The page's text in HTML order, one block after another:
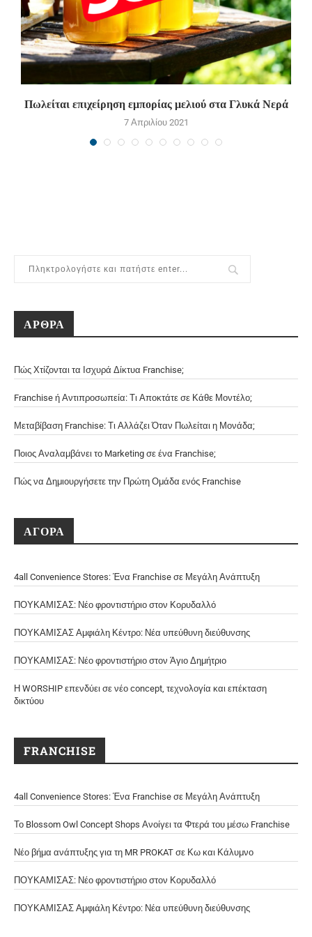
Πωλείται επιχείρηση εμπορίας μελιού στα Γλυκά Νερά
7 Απριλίου 2021
ΑΡΘΡΑ
Πώς Χτίζονται τα Ισχυρά Δίκτυα Franchise;
Franchise ή Αντιπροσωπεία: Τι Αποκτάτε σε Κάθε Μοντέλο;
Μεταβίβαση Franchise: Τι Αλλάζει Όταν Πωλείται η Μονάδα;
Ποιος Αναλαμβάνει το Marketing σε ένα Franchise;
Πώς να Δημιουργήσετε την Πρώτη Ομάδα ενός Franchise
ΑΓΟΡΑ
4all Convenience Stores: Ένα Franchise σε Μεγάλη Ανάπτυξη
ΠΟΥΚΑΜΙΣΑΣ: Νέο φροντιστήριο στον Κορυδαλλό
ΠΟΥΚΑΜΙΣΑΣ Αμφιάλη Κέντρο: Νέα υπεύθυνη διεύθυνσης
ΠΟΥΚΑΜΙΣΑΣ: Νέο φροντιστήριο στον Άγιο Δημήτριο
Η WORSHIP επενδύει σε νέο concept, τεχνολογία και επέκταση
δικτύου
FRANCHISE
4all Convenience Stores: Ένα Franchise σε Μεγάλη Ανάπτυξη
Το Blossom Owl Concept Shops Ανοίγει τα Φτερά του μέσω Franchise
Νέο βήμα ανάπτυξης για τη MR PROKAT σε Κω και Κάλυμνο
ΠΟΥΚΑΜΙΣΑΣ: Νέο φροντιστήριο στον Κορυδαλλό
ΠΟΥΚΑΜΙΣΑΣ Αμφιάλη Κέντρο: Νέα υπεύθυνη διεύθυνσης